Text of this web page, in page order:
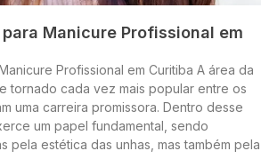
para Manicure Profissional em
Profissional em Curitiba A área da
tornado cada vez mais popular entre os
uma carreira promissora. Dentro desse
um papel fundamental, sendo
pela estética das unhas, mas também pela